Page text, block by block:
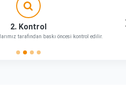
2. Kontrol
tarafından baskı öncesi kontrol edilir.